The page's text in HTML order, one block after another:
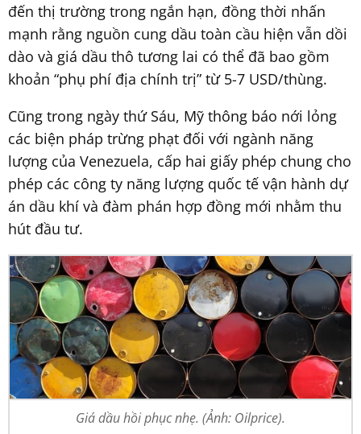
đến thị trường trong ngắn hạn, đồng thời nhấn
mạnh rằng nguồn cung dầu toàn cầu hiện vẫn dồi
dào và giá dầu thô tương lai có thể đã bao gồm
khoản “phụ phí địa chính trị” từ 5-7 USD/thùng.
Cũng trong ngày thứ Sáu, Mỹ thông báo nới lỏng
các biện pháp trừng phạt đối với ngành năng
lượng của Venezuela, cấp hai giấy phép chung cho
phép các công ty năng lượng quốc tế vận hành dự
án dầu khí và đàm phán hợp đồng mới nhằm thu
hút đầu tư.
Giá dầu hồi phục nhẹ. (Ảnh: Oilprice).